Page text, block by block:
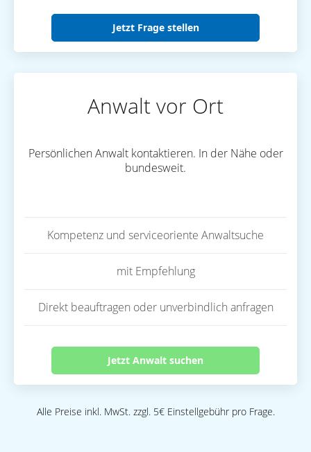
Jetzt Frage stellen
Anwalt vor Ort
Persönlichen Anwalt kontaktieren. In der Nähe oder
bundesweit.
Kompetenz und serviceoriente Anwaltsuche
mit Empfehlung
Direkt beauftragen oder unverbindlich anfragen
Jetzt Anwalt suchen
Alle Preise inkl. MwSt. zzgl. 5€ Einstellgebühr pro Frage.